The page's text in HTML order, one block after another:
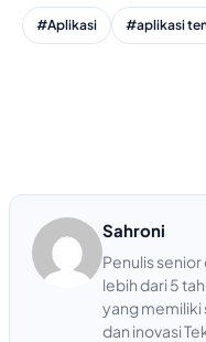
#Aplikasi #aplikasi
Sahroni
Penulis
lebih dari 5
yang memiliki
dan inovasi